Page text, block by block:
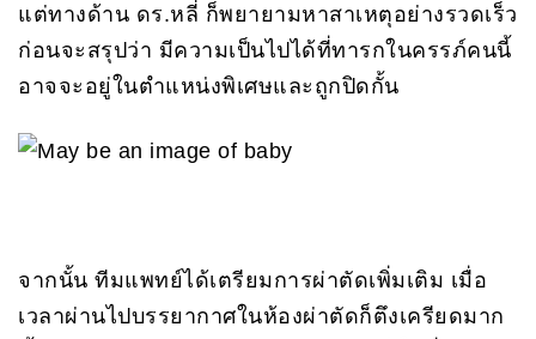
แต่ทางด้าน ดร.หลี่ ก็พยายามหาสาเหตุอย่างรวดเร็ว
ก่อนจะสรุปว่า มีความเป็นไปได้ที่ทารกในครรภ์คนนี้
อาจจะอยู่ในตำแหน่งพิเศษและถูกปิดกั้น
จากนั้น ทีมแพทย์ได้เตรียมการผ่าตัดเพิ่มเติม เมื่อ
เวลาผ่านไปบรรยากาศในห้องผ่าตัดก็ตึงเครียดมาก